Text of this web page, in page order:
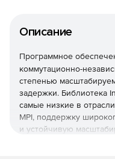
Описание
Программное
коммутационно-
степенью
задержки. Библиотека
самые низкие в
MPI, поддержку
и устойчивую